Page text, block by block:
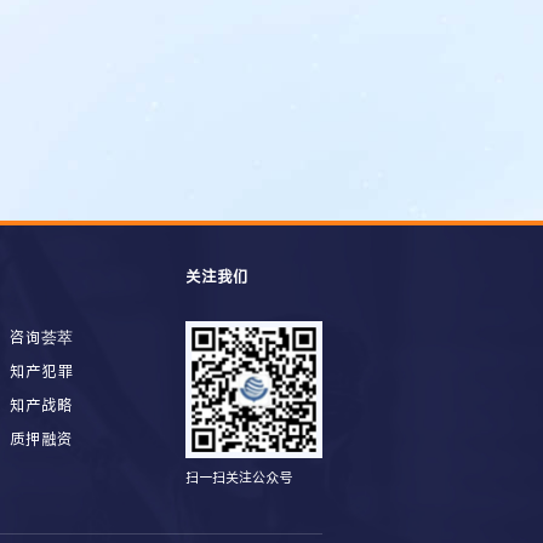
咨询荟萃
知产犯罪
知产战略
质押融资
关注我们
扫一扫关注公众号